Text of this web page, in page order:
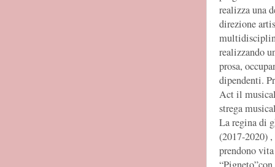
realizza una
direzione
realizzando
prosa,
dipendenti.
Act il
strega
La regina di
(2017-2020)
prendono